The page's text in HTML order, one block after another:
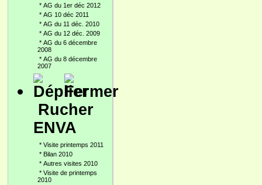
* AG du 1er déc 2012
* AG 10 déc 2011
* AG du 11 déc. 2010
* AG du 12 déc. 2009
* AG du 6 décembre
2008
* AG du 8 décembre
2007
Rucher
ENVA
* Visite printemps 2011
* Bilan 2010
* Autres visites 2010
* Visite de printemps
2010